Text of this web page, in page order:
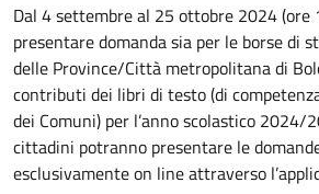
Dal 4 settembre al 25 ottobre 2024 (ore
presentare domanda sia per le borse di
delle Province/Città metropolitana di
contributi dei libri di testo (di
dei Comuni) per l’anno scolastico 2024/
cittadini potranno presentare le
esclusivamente on line attraverso